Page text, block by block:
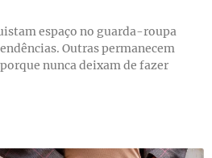
espaço no guarda-roupa
Outras permanecem
nunca deixam de fazer